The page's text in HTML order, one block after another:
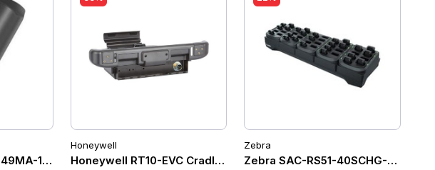
10 Batteries
Honeywell
Honeywell RT10-EVC Cradles
Zebra
Zebra SAC-RS51-40SCHG-01